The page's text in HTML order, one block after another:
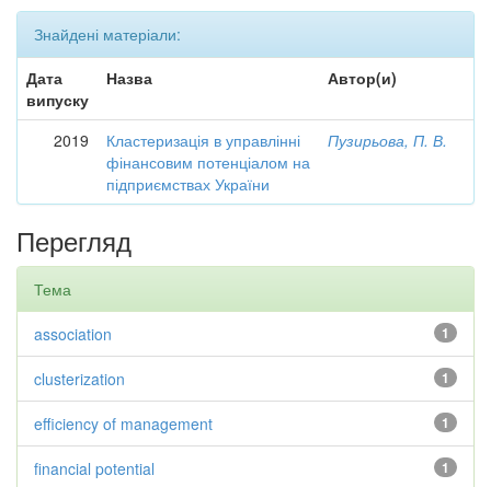
Знайдені матеріали:
Дата
випуску
Назва Автор(и)
2019
Кластеризація в управлінні
фінансовим потенціалом на
підприємствах України
Пузирьова, П. В.
Перегляд
Тема
1
association
1
clusterization
1
efficiency of management
1
financial potential